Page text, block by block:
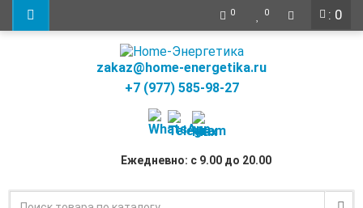
: 0
0 0
zakaz@home-energetika.ru
+7 (977) 585-98-27
Ежедневно: с 9.00 до 20.00